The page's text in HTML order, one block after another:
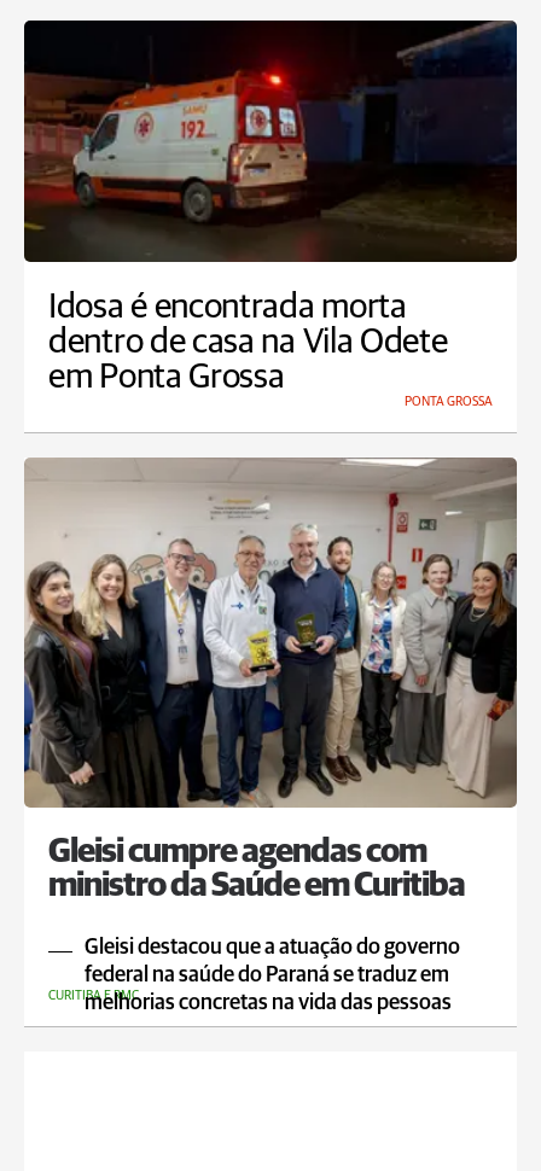
Idosa é encontrada morta
dentro de casa na Vila Odete
em Ponta Grossa
PONTA GROSSA
Gleisi cumpre agendas com
ministro da Saúde em Curitiba
Gleisi destacou que a atuação do governo
federal na saúde do Paraná se traduz em
melhorias concretas na vida das pessoas
CURITIBA E RMC